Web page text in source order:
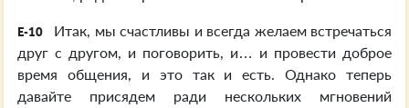
E-10
Итак, мы счастливы и всегда желаем встречаться
друг с другом, и поговорить, и… и провести доброе
время общения, и это так и есть. Однако теперь
давайте присядем ради нескольких мгновений